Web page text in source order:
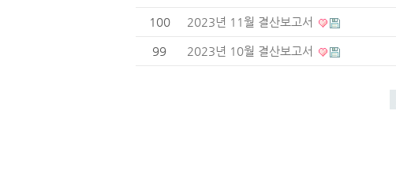
100 2023년 11월 결산보고서
99 2023년 10월 결산보고서